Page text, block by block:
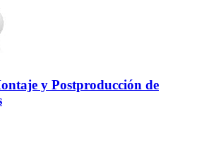
y Postproducción de